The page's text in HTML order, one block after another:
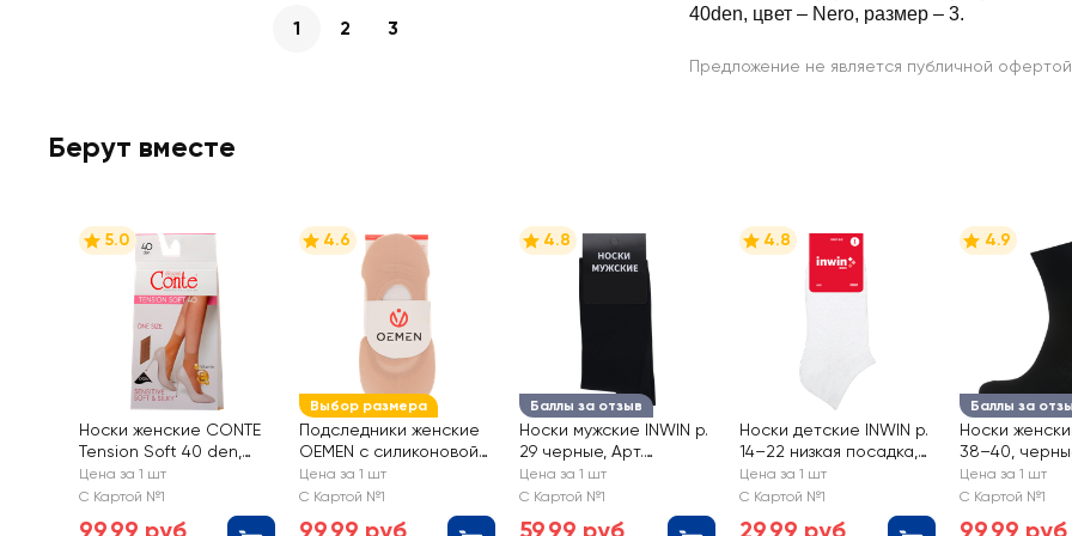
40den, цвет – Nero, размер – 3.
Предложение не является публичной офертой
1 2 3
Берут вместе
5.0
Носки женские CONTE
Tension Soft 40 den,
natural, Арт. 8С-7
СП/14С-55СП
Цена за 1 шт
С Картой №1
99,99 руб
Выбор размера
4.6
Подследники женские
OEMEN с силиконовой
вставкой на пятке,
бежевые, Арт. KP006
Цена за 1 шт
С Картой №1
99,99 руб
Баллы за отзыв
4.8
Носки мужские INWIN р.
29 черные, Арт.
BMS02-01
Цена за 1 шт
С Картой №1
59,99 руб
4.8
Носки детские INWIN р.
14–22 низкая посадка,
белые, Арт BKSU-01-LW
Цена за 1 шт
С Картой №1
29,99 руб
Баллы за
4.9
Носки
38–40,
BWS01-02
Цена за 1 шт
С Картой №1
99,99 руб